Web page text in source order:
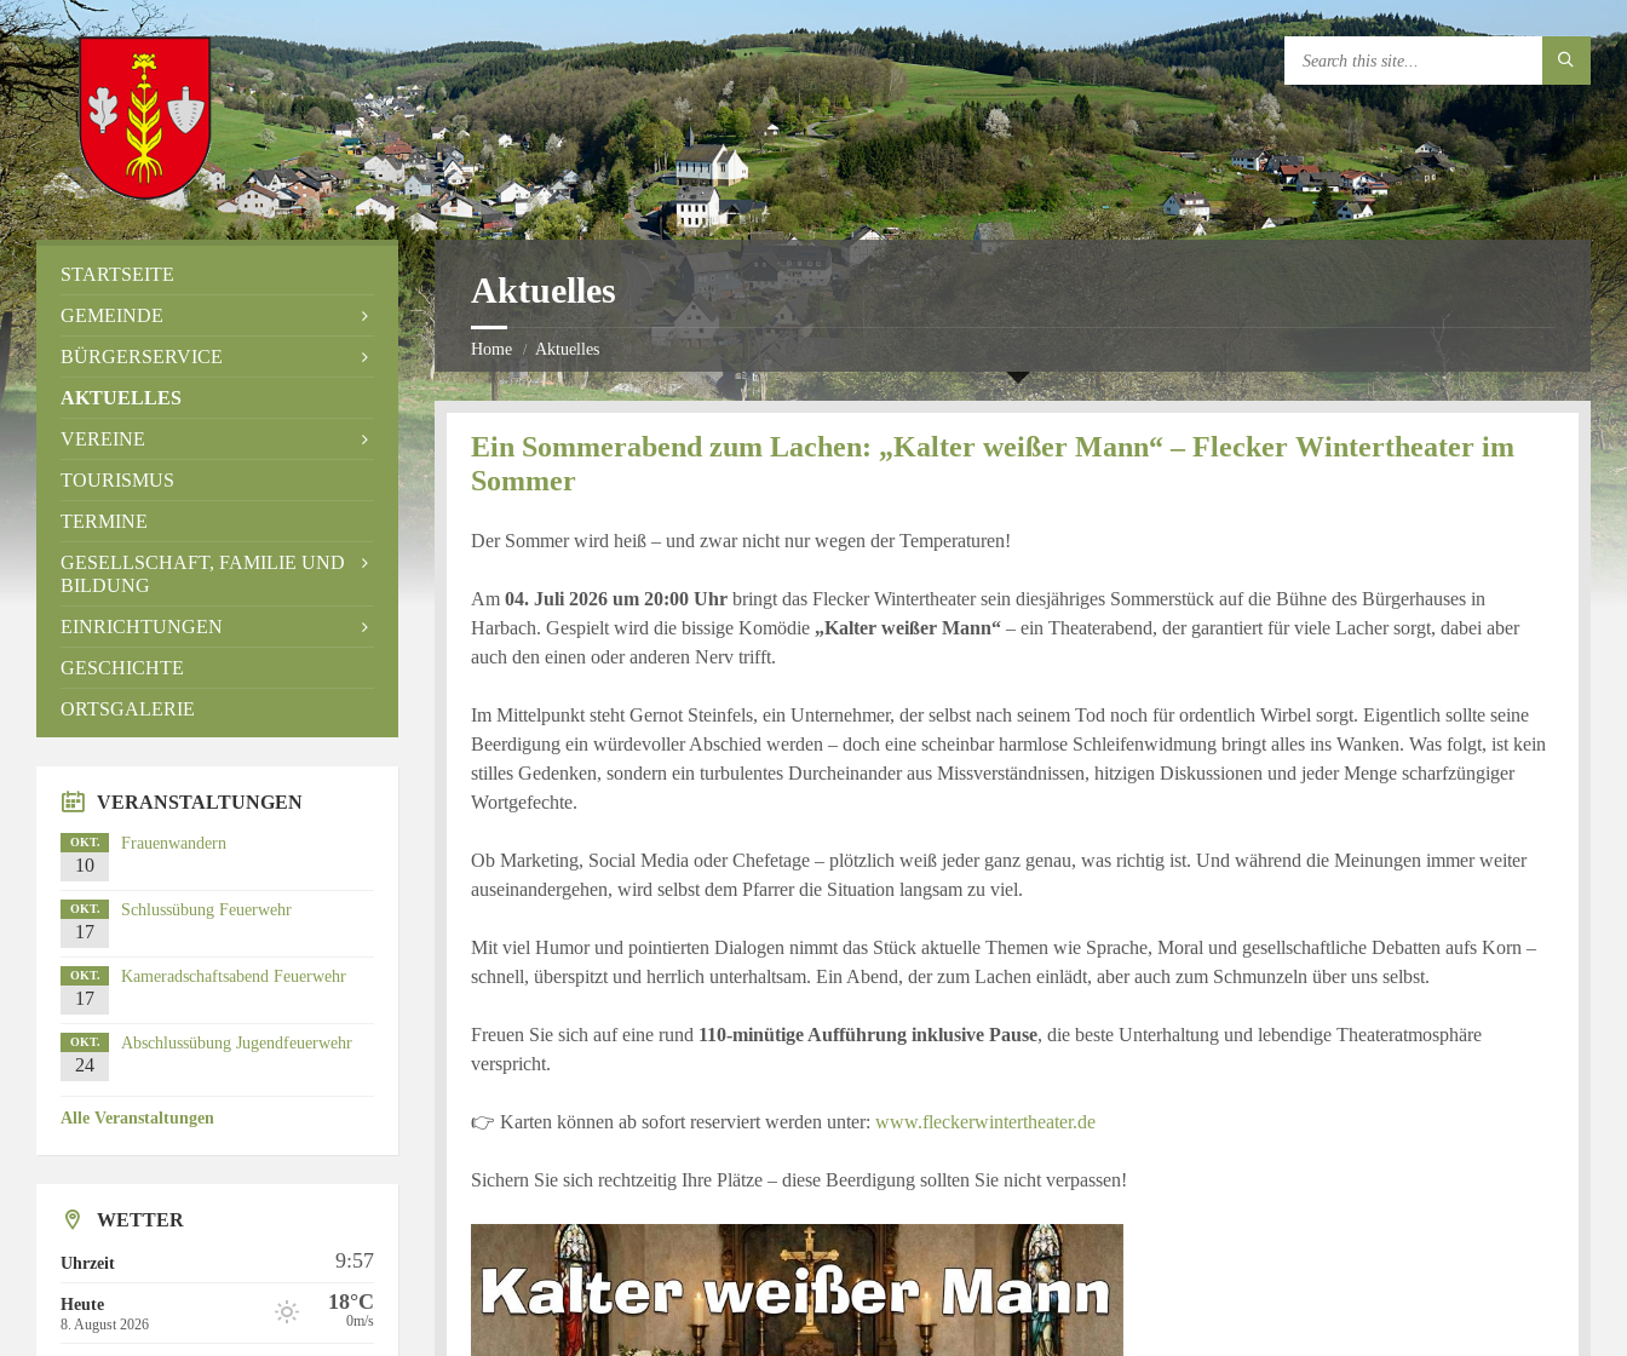
Aktuelles
Home Aktuelles
Ein Sommerabend zum Lachen: „Kalter weißer Mann“ – Flecker Wintertheater im
Sommer
Der Sommer wird heiß – und zwar nicht nur wegen der Temperaturen!
Am 04. Juli 2026 um 20:00 Uhrbringt das Flecker Wintertheater sein diesjähriges Sommerstück auf die Bühne des Bürgerhauses in
Harbach. Gespielt wird die bissige Komödie „Kalter weißer Mann“– ein Theaterabend, der garantiert für viele Lacher sorgt, dabei aber
auch den einen oder anderen Nerv trifft.
Im Mittelpunkt steht Gernot Steinfels, ein Unternehmer, der selbst nach seinem Tod noch für ordentlich Wirbel sorgt. Eigentlich sollte seine
Beerdigung ein würdevoller Abschied werden – doch eine scheinbar harmlose Schleifenwidmung bringt alles ins Wanken. Was folgt, ist kein
stilles Gedenken, sondern ein turbulentes Durcheinander aus Missverständnissen, hitzigen Diskussionen und jeder Menge scharfzüngiger
Wortgefechte.
Ob Marketing, Social Media oder Chefetage – plötzlich weiß jeder ganz genau, was richtig ist. Und während die Meinungen immer weiter
auseinandergehen, wird selbst dem Pfarrer die Situation langsam zu viel.
Mit viel Humor und pointierten Dialogen nimmt das Stück aktuelle Themen wie Sprache, Moral und gesellschaftliche Debatten aufs Korn –
schnell, überspitzt und herrlich unterhaltsam. Ein Abend, der zum Lachen einlädt, aber auch zum Schmunzeln über uns selbst.
Freuen Sie sich auf eine rund 110-minütige Aufführung inklusive Pause, die beste Unterhaltung und lebendige Theateratmosphäre
verspricht.
👉 Karten können ab sofort reserviert werden unter: www.fleckerwintertheater.de
Sichern Sie sich rechtzeitig Ihre Plätze – diese Beerdigung sollten Sie nicht verpassen!
STARTSEITE
GEMEINDE
BÜRGERSERVICE
AKTUELLES
VEREINE
TOURISMUS
TERMINE
GESELLSCHAFT, FAMILIE UND
BILDUNG
EINRICHTUNGEN
GESCHICHTE
ORTSGALERIE
VERANSTALTUNGEN
OKT.
10
Frauenwandern
OKT.
17
Schlussübung Feuerwehr
OKT.
17
Kameradschaftsabend Feuerwehr
OKT.
24
Abschlussübung Jugendfeuerwehr
Alle Veranstaltungen
WETTER
Uhrzeit 9:57
Heute
8. August 2026
18°C
0m/s